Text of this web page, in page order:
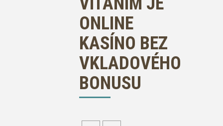
ONLINE
KASÍNO BEZ
VKLADOVÉHO
BONUSU